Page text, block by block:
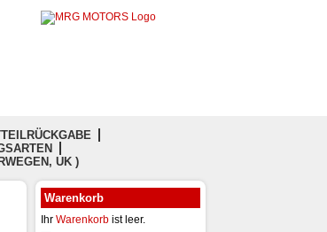
UK )
Warenkorb
Ihr Warenkorb ist leer.